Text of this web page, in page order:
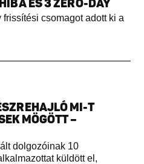
ÉS 3 ZERO-DAY
csomagot adott ki a
MI-T
MÖGÖTT –
dolgozóinak 10
küldött el,